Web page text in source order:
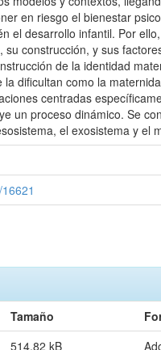
en riesgo el bienestar
el desarrollo infantil. Por
construcción, y sus
de la identidad
dificultan como la
centradas
un proceso dinámico. Se
el exosistema y el
Tamaño
514,82 kB